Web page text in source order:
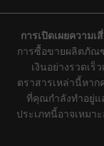
การเปิดเผยความเ
การซื้อขายผลิตภัณ
เงินอย่างรวดเร็
ตราสารเหล่านี้หา
ที่คุณกำลังทำอยู่แ
ประเภทนี้อาจเหมา